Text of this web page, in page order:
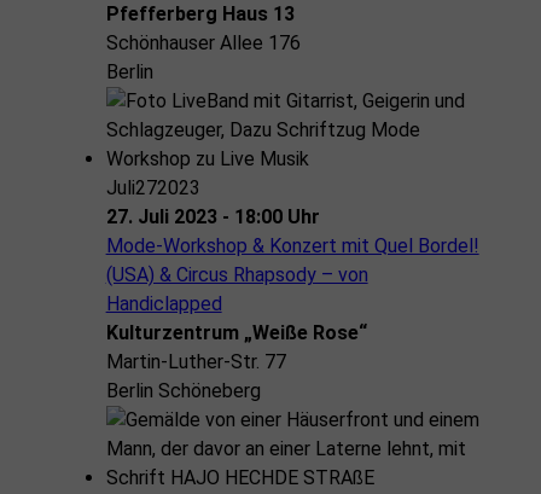
Pfefferberg Haus 13
Schönhauser Allee 176
Berlin
Juli272023
27. Juli 2023 - 18:00 Uhr
Mode-Workshop & Konzert mit Quel Bordel!
(USA) & Circus Rhapsody – von
Handiclapped
Kulturzentrum „Weiße Rose“
Martin-Luther-Str. 77
Berlin Schöneberg